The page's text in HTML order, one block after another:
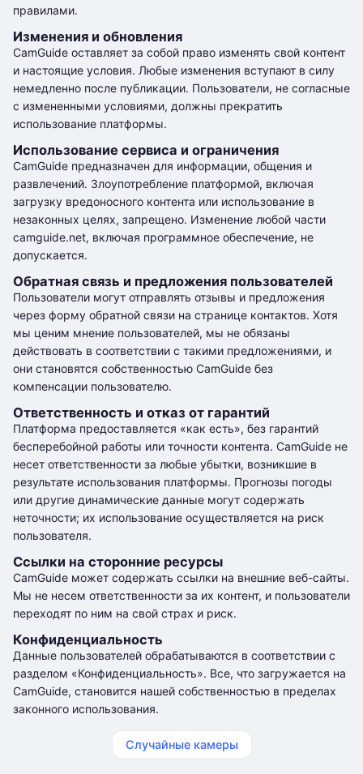
правилами.
Изменения и обновления
CamGuide оставляет за собой право изменять свой контент
и настоящие условия. Любые изменения вступают в силу
немедленно после публикации. Пользователи, не согласные
с измененными условиями, должны прекратить
использование платформы.
Использование сервиса и ограничения
CamGuide предназначен для информации, общения и
развлечений. Злоупотребление платформой, включая
загрузку вредоносного контента или использование в
незаконных целях, запрещено. Изменение любой части
camguide.net, включая программное обеспечение, не
допускается.
Обратная связь и предложения пользователей
Пользователи могут отправлять отзывы и предложения
через форму обратной связи на странице контактов. Хотя
мы ценим мнение пользователей, мы не обязаны
действовать в соответствии с такими предложениями, и
они становятся собственностью CamGuide без
компенсации пользователю.
Ответственность и отказ от гарантий
Платформа предоставляется «как есть», без гарантий
бесперебойной работы или точности контента. CamGuide не
несет ответственности за любые убытки, возникшие в
результате использования платформы. Прогнозы погоды
или другие динамические данные могут содержать
неточности; их использование осуществляется на риск
пользователя.
Ссылки на сторонние ресурсы
CamGuide может содержать ссылки на внешние веб-сайты.
Мы не несем ответственности за их контент, и пользователи
переходят по ним на свой страх и риск.
Конфиденциальность
Данные пользователей обрабатываются в соответствии с
разделом «Конфиденциальность». Все, что загружается на
CamGuide, становится нашей собственностью в пределах
законного использования.
Случайные камеры